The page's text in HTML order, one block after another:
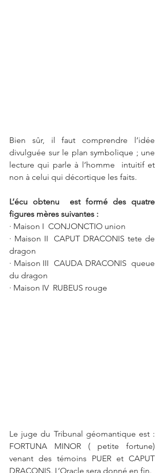
Bien sûr, il faut comprendre l’idée
divulguée sur le plan symbolique ; une
lecture qui parle à l’homme  intuitif et
non à celui qui décortique les faits.
L’écu obtenu  est formé des quatre
figures mères suivantes :
· Maison I  CONJONCTIO union
· Maison II  CAPUT DRACONIS tete de
dragon
· Maison III  CAUDA DRACONIS  queue
du dragon
· Maison IV  RUBEUS rouge
Le juge du Tribunal géomantique est :
FORTUNA MINOR ( petite fortune)
venant des témoins PUER et CAPUT
DRACONIS. L’Oracle sera donné en fin.